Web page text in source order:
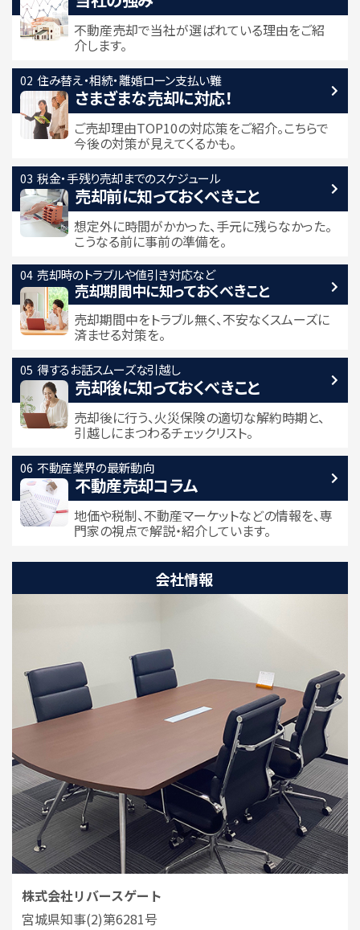
不動産売却で当社が選ばれている理由をご紹
介します。
住み替え・相続・離婚ローン支払い難
さまざまな売却に対応！
ご売却理由TOP10の対応策をご紹介。こちらで
今後の対策が見えてくるかも。
税金・手残り売却までのスケジュール
売却前に知っておくべきこと
想定外に時間がかかった、手元に残らなかった。
こうなる前に事前の準備を。
売却時のトラブルや値引き対応など
売却期間中に知っておくべきこと
売却期間中をトラブル無く、不安なくスムーズに
済ませる対策を。
得するお話スムーズな引越し
売却後に知っておくべきこと
売却後に行う、火災保険の適切な解約時期と、
引越しにまつわるチェックリスト。
不動産業界の最新動向
不動産売却コラム
地価や税制、不動産マーケットなどの情報を、専
門家の視点で解説・紹介しています。
会社情報
株式会社リバースゲート
宮城県知事(2)第6281号